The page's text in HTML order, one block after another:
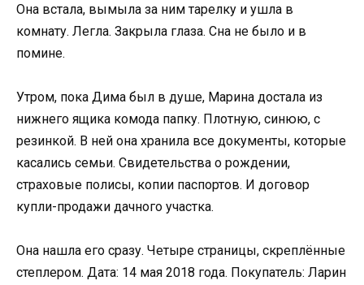
Она встала, вымыла за ним тарелку и ушла в
комнату. Легла. Закрыла глаза. Сна не было и в
помине.
Утром, пока Дима был в душе, Марина достала из
нижнего ящика комода папку. Плотную, синюю, с
резинкой. В ней она хранила все документы, которые
касались семьи. Свидетельства о рождении,
страховые полисы, копии паспортов. И договор
купли-продажи дачного участка.
Она нашла его сразу. Четыре страницы, скреплённые
степлером. Дата: 14 мая 2018 года. Покупатель: Ларин